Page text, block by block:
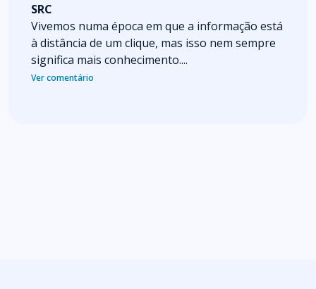
SRC
Vivemos numa época em que a informação está
à distância de um clique, mas isso nem sempre
significa mais conhecimento....
Ver comentário